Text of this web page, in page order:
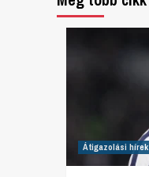
Átigazolási hírek